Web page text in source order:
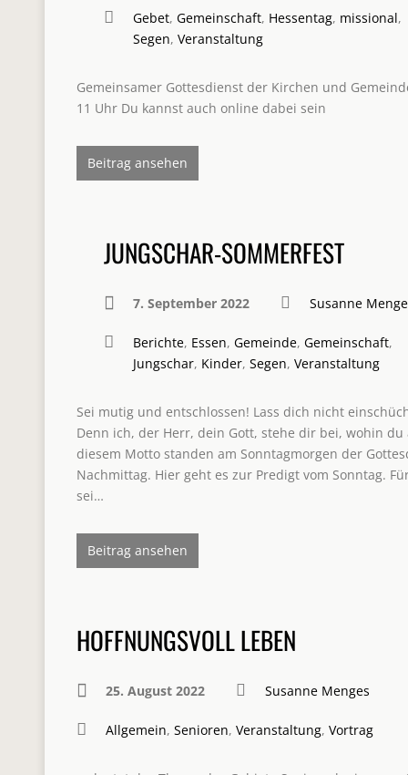
Gebet, Gemeinschaft, Hessentag, missional,
Segen, Veranstaltung
Gemeinsamer Gottesdienst der Kirchen und
11 Uhr Du kannst auch online dabei sein
Beitrag ansehen
JUNGSCHAR-SOMMERFEST
7. September 2022 Susanne
Berichte, Essen, Gemeinde, Gemeinschaft,
Jungschar, Kinder, Segen, Veranstaltung
Sei mutig und entschlossen! Lass dich nicht
Denn ich, der Herr, dein Gott, stehe dir bei, wohin du
diesem Motto standen am Sonntagmorgen der
Nachmittag. Hier geht es zur Predigt vom Sonntag.
sei…
Beitrag ansehen
HOFFNUNGSVOLL LEBEN
25. August 2022 Susanne Menges
Allgemein, Senioren, Veranstaltung, Vortrag